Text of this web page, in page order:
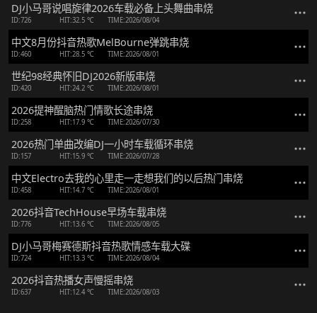
DJ小马哥说唱旋律2026车载必备上头舞曲串烧
ID:726 HIT:32.5 ℃ TIME:2026/08/04
中文8月份抖音热歌MelBourne弹跳串烧
ID:460 HIT:28.5 ℃ TIME:2026/08/01
世纪98经典怀旧DJ2026新版串烧
ID:420 HIT:24.2 ℃ TIME:2026/08/01
2026提神醒脑热门情歌长途串烧
ID:258 HIT:17.9 ℃ TIME:2026/07/30
2026热门单曲改编DJ一小时车载循环串烧
ID:157 HIT:15.9 ℃ TIME:2026/07/28
中文Electro去我的心里走一走想我们的以后热门串烧
ID:458 HIT:14.7 ℃ TIME:2026/08/01
2026抖音TechHouse早场车载串烧
ID:776 HIT:13.6 ℃ TIME:2026/08/05
DJ小马哥梅赛德斯抖音热歌情感车载大碟
ID:724 HIT:13.3 ℃ TIME:2026/08/04
2026抖音热播女声慢摇串烧
ID:637 HIT:12.4 ℃ TIME:2026/08/03